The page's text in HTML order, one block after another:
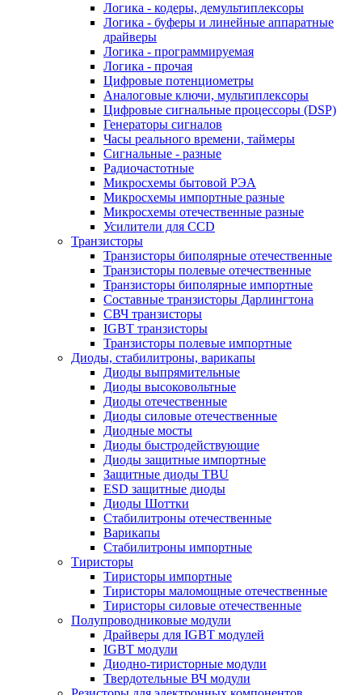
Логика - кодеры, демультиплексоры
Логика - буферы и линейные аппаратные
драйверы
Логика - программируемая
Логика - прочая
Цифровые потенциометры
Аналоговые ключи, мультиплексоры
Цифровые сигнальные процессоры (DSP)
Генераторы сигналов
Часы реального времени, таймеры
Сигнальные - разные
Радиочастотные
Микросхемы бытовой РЭА
Микросхемы импортные разные
Микросхемы отечественные разные
Усилители для CCD
Транзисторы
Транзисторы биполярные отечественные
Транзисторы полевые отечественные
Транзисторы биполярные импортные
Составные транзисторы Дарлингтона
СВЧ транзисторы
IGBT транзисторы
Транзисторы полевые импортные
Диоды, стабилитроны, варикапы
Диоды выпрямительные
Диоды высоковольтные
Диоды отечественные
Диоды силовые отечественные
Диодные мосты
Диоды быстродействующие
Диоды защитные импортные
Защитные диоды TBU
ESD защитные диоды
Диоды Шоттки
Стабилитроны отечественные
Варикапы
Стабилитроны импортные
Тиристоры
Тиристоры импортные
Тиристоры маломощные отечественные
Тиристоры силовые отечественные
Полупроводниковые модули
Драйверы для IGBT модулей
IGBT модули
Диодно-тиристорные модули
Твердотельные ВЧ модули